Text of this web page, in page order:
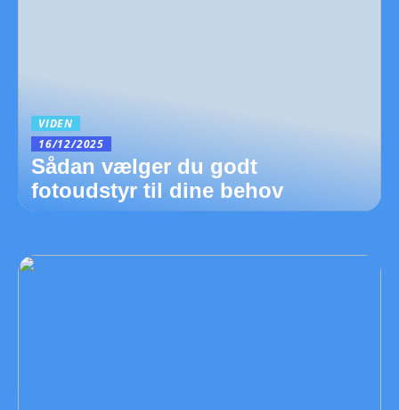
VIDEN
16/12/2025
Sådan vælger du godt
fotoudstyr til dine behov